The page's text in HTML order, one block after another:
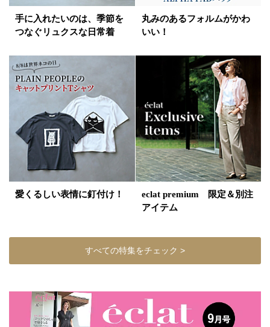
手に入れたいのは、季節を
つなぐリュクスな日常着
丸みのあるフォルムがかわ
いい！
愛くるしい表情に釘付け！
eclat premium 限定＆別注
アイテム
すべての特集をチェック >